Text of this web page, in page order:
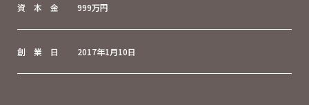
資 本 金 999万円
創 業 日 2017年1月10日